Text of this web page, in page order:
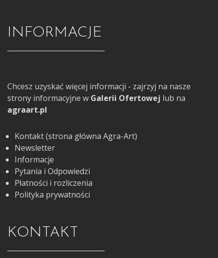
INFORMACJE
Chcesz uzyskać więcej informacji - zajrzyj na nasze
strony informacyjne w Galerii Ofertowej lub na
agraart.pl
Kontakt (strona główna Agra-Art)
Newsletter
Informacje
Pytania i Odpowiedzi
Płatności i rozliczenia
Polityka prywatności
KONTAKT